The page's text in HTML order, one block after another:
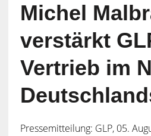
Michel
verstärkt
Vertrieb im
Pressemitteilung: GLP, 05.